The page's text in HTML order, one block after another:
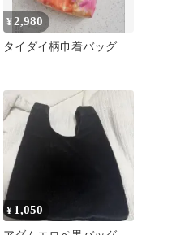
¥2,980
タイダイ柄巾着バッグ
¥ 1,050